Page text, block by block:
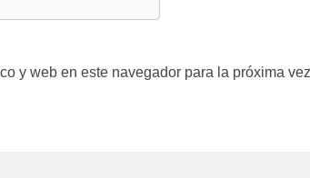
y web en este navegador para la próxima